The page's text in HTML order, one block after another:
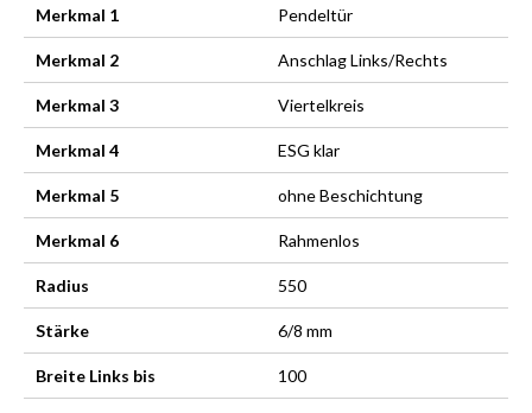
Merkmal 1 Pendeltür
Merkmal 2 Anschlag Links/Rechts
Merkmal 3 Viertelkreis
Merkmal 4 ESG klar
Merkmal 5 ohne Beschichtung
Merkmal 6 Rahmenlos
Radius 550
Stärke 6/8 mm
Breite Links bis 100